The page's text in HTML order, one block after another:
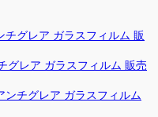
チグレア ガラスフィルム 販
グレア ガラスフィルム 販売
ンチグレア ガラスフィルム